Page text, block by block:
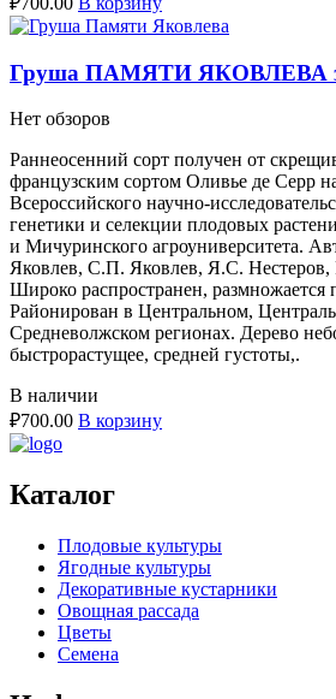
Груша ПАМЯТИ ЯКОВЛЕВА
Нет обзоров
Раннеосенний сорт получен от
французским сортом Оливье де Серр
Всероссийского научно-
генетики и селекции плодовых
и Мичуринского агроуниверситета.
Яковлев, С.П. Яковлев, Я.С.
Широко распространен, размножается
Районирован в Центральном,
Средневолжском регионах. Дерево
быстрорастущее, средней густоты,.
В наличии
₽700.00 В корзину
Каталог
Плодовые культуры
Ягодные культуры
Декоративные кустарники
Овощная рассада
Цветы
Семена